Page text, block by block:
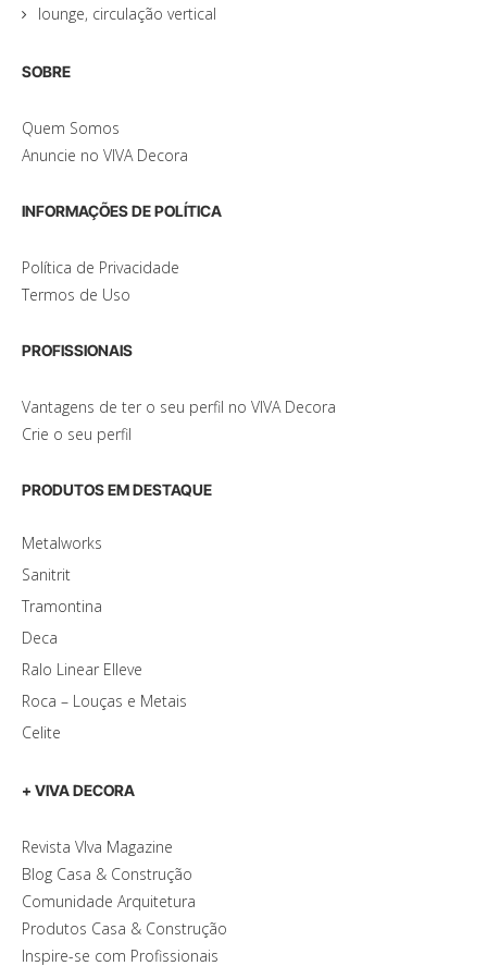
lounge, circulação vertical
SOBRE
Quem Somos
Anuncie no VIVA Decora
INFORMAÇÕES DE POLÍTICA
Política de Privacidade
Termos de Uso
PROFISSIONAIS
Vantagens de ter o seu perfil no VIVA Decora
Crie o seu perfil
PRODUTOS EM DESTAQUE
Metalworks
Sanitrit
Tramontina
Deca
Ralo Linear Elleve
Roca – Louças e Metais
Celite
+ VIVA DECORA
Revista VIva Magazine
Blog Casa & Construção
Comunidade Arquitetura
Produtos Casa & Construção
Inspire-se com Profissionais